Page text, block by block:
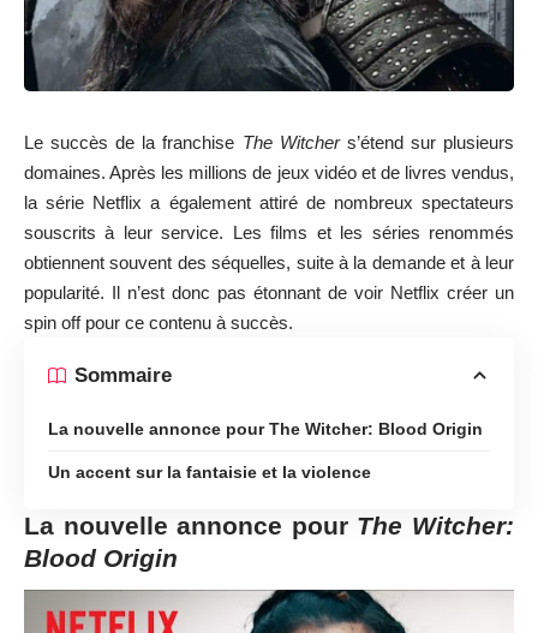
Le succès de la franchise The Witchers’étend sur plusieurs
domaines. Après les millions de jeux vidéo et de livres vendus,
la série Netflix a également attiré de nombreux spectateurs
souscrits à leur service. Les films et les séries renommés
obtiennent souvent des séquelles, suite à la demande et à leur
popularité. Il n’est donc pas étonnant de voir Netflix créer un
spin off pour ce contenu à succès.
Sommaire
La nouvelle annonce pour The Witcher: Blood Origin
Un accent sur la fantaisie et la violence
La nouvelle annonce pour The Witcher:
Blood Origin